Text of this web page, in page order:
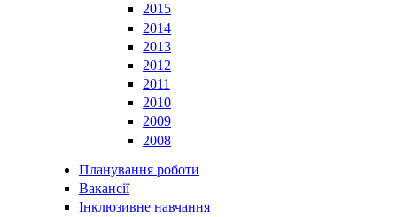
2015
2014
2013
2012
2011
2010
2009
2008
Планування роботи
Вакансії
Інклюзивне навчання